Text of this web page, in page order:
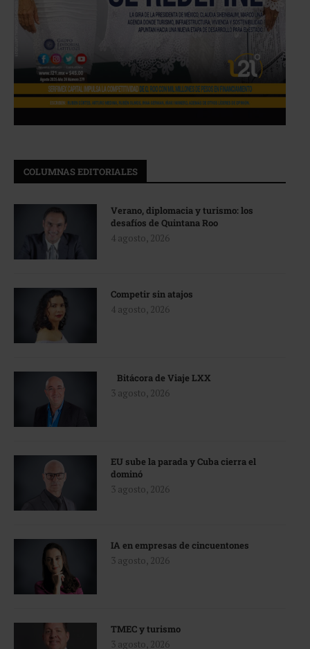
COLUMNAS EDITORIALES
Verano, diplomacia y turismo: los
desafíos de Quintana Roo
4 agosto, 2026
Competir sin atajos
4 agosto, 2026
Bitácora de Viaje LXX
3 agosto, 2026
EU sube la parada y Cuba cierra el
dominó
3 agosto, 2026
IA en empresas de cincuentones
3 agosto, 2026
TMEC y turismo
3 agosto, 2026